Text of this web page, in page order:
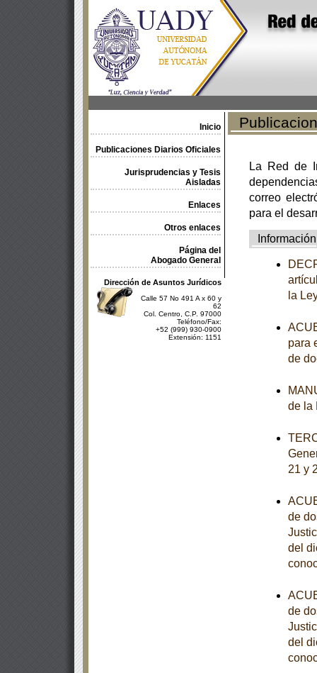
Inicio
Publicaciones Diarios Oficiales
Jurisprudencias y Tesis
Aisladas
Enlaces
Otros enlaces
Página del
Abogado General
Dirección de Asuntos Jurídicos
Calle 57 No 491 A x 60 y
62
Col. Centro, C.P. 97000
Teléfono/Fax:
+52 (999) 930-0900
Extensión: 1151
La Red de
correo
para el
Información
la
para
de
de la
21 y
de
del
de
del